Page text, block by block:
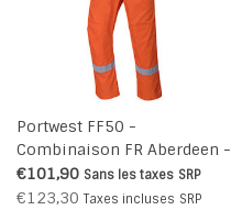
Portwest FF50 -
Combinaison FR Aberdeen -
Orange - R
€101,90 Sans les taxes SRP
€123,30 Taxes incluses SRP